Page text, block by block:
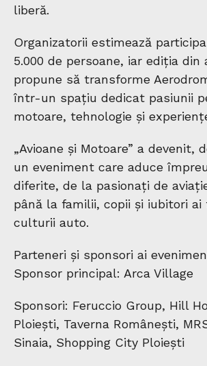
liberă.
Organizatorii estimează
5.000 de persoane, iar ediția din
propune să transforme
într-un spațiu dedicat pasiunii
motoare, tehnologie și
„Avioane și Motoare” a devenit,
un eveniment care aduce
diferite, de la pasionați de
până la familii, copii și iubitori ai
culturii auto.
Parteneri și sponsori ai
Sponsor principal: Arca Village
Sponsori: Feruccio Group, Hill
Ploiești, Taverna Românești,
Sinaia, Shopping City Ploieşti